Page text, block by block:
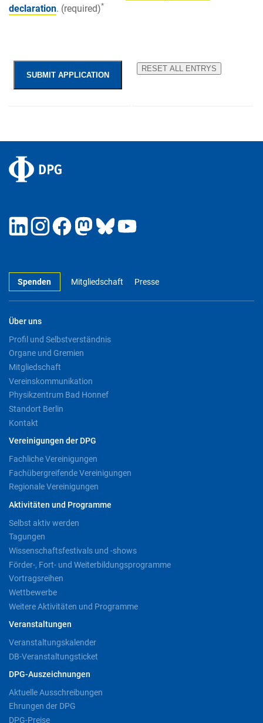
declaration. (required)*
Spenden Mitgliedschaft Presse
Über uns
Profil und Selbstverständnis
Organe und Gremien
Mitgliedschaft
Vereinskommunikation
Physikzentrum Bad Honnef
Standort Berlin
Kontakt
Vereinigungen der DPG
Fachliche Vereinigungen
Fachübergreifende Vereinigungen
Regionale Vereinigungen
Aktivitäten und Programme
Selbst aktiv werden
Tagungen
Wissenschaftsfestivals und -shows
Förder-, Fort- und Weiterbildungsprogramme
Vortragsreihen
Wettbewerbe
Weitere Aktivitäten und Programme
Veranstaltungen
Veranstaltungskalender
DB-Veranstaltungsticket
DPG-Auszeichnungen
Aktuelle Ausschreibungen
Ehrungen der DPG
DPG-Preise